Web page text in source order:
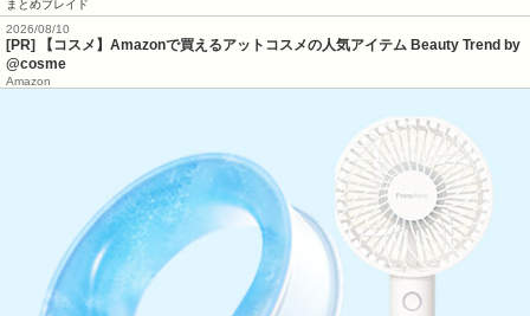
まとめブレイド
2026/08/10
[PR] 【コスメ】Amazonで買えるアットコスメの人気アイテム Beauty Trend by
@cosme
Amazon